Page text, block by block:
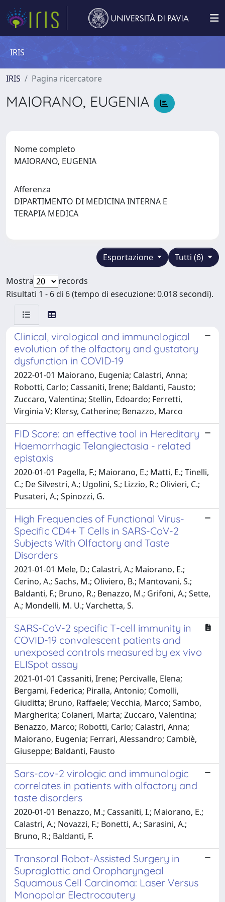
IRIS
IRIS Pagina ricercatore
MAIORANO, EUGENIA
Nome completo
MAIORANO, EUGENIA
Afferenza
DIPARTIMENTO DI MEDICINA INTERNA E
TERAPIA MEDICA
Tutti (6)
Esportazione
Mostra
records
Risultati 1 - 6 di 6 (tempo di esecuzione: 0.018 secondi).
Clinical, virological and immunological
evolution of the olfactory and gustatory
dysfunction in COVID-19
2022-01-01 Maiorano, Eugenia; Calastri, Anna;
Robotti, Carlo; Cassaniti, Irene; Baldanti, Fausto;
Zuccaro, Valentina; Stellin, Edoardo; Ferretti,
Virginia V; Klersy, Catherine; Benazzo, Marco
FID Score: an effective tool in Hereditary
Haemorrhagic Telangiectasia - related
epistaxis
2020-01-01 Pagella, F.; Maiorano, E.; Matti, E.; Tinelli,
C.; De Silvestri, A.; Ugolini, S.; Lizzio, R.; Olivieri, C.;
Pusateri, A.; Spinozzi, G.
High Frequencies of Functional Virus-
Specific CD4+ T Cells in SARS-CoV-2
Subjects With Olfactory and Taste
Disorders
2021-01-01 Mele, D.; Calastri, A.; Maiorano, E.;
Cerino, A.; Sachs, M.; Oliviero, B.; Mantovani, S.;
Baldanti, F.; Bruno, R.; Benazzo, M.; Grifoni, A.; Sette,
A.; Mondelli, M. U.; Varchetta, S.
SARS-CoV-2 specific T-cell immunity in
COVID-19 convalescent patients and
unexposed controls measured by ex vivo
ELISpot assay
2021-01-01 Cassaniti, Irene; Percivalle, Elena;
Bergami, Federica; Piralla, Antonio; Comolli,
Giuditta; Bruno, Raffaele; Vecchia, Marco; Sambo,
Margherita; Colaneri, Marta; Zuccaro, Valentina;
Benazzo, Marco; Robotti, Carlo; Calastri, Anna;
Maiorano, Eugenia; Ferrari, Alessandro; Cambiè,
Giuseppe; Baldanti, Fausto
Sars-cov-2 virologic and immunologic
correlates in patients with olfactory and
taste disorders
2020-01-01 Benazzo, M.; Cassaniti, I.; Maiorano, E.;
Calastri, A.; Novazzi, F.; Bonetti, A.; Sarasini, A.;
Bruno, R.; Baldanti, F.
Transoral Robot-Assisted Surgery in
Supraglottic and Oropharyngeal
Squamous Cell Carcinoma: Laser Versus
Monopolar Electrocautery